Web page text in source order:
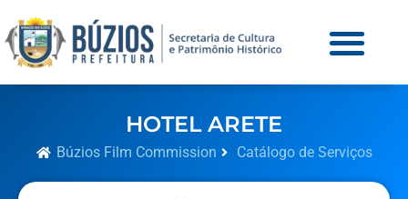
HOTEL ARETE
Búzios Film Commission Catálogo de Serviços